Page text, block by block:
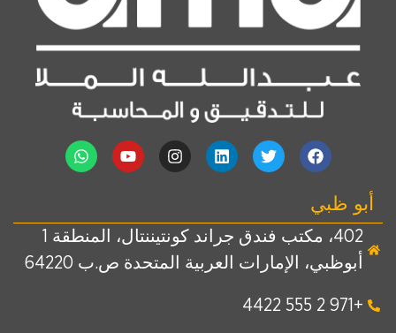
أبو ظبي
402، مكتب فندق جراند كونتيننتال، المنطقة 1
أبوظبي، الإمارات العربية المتحدة ص.ب 64220
+971 2 555 4422